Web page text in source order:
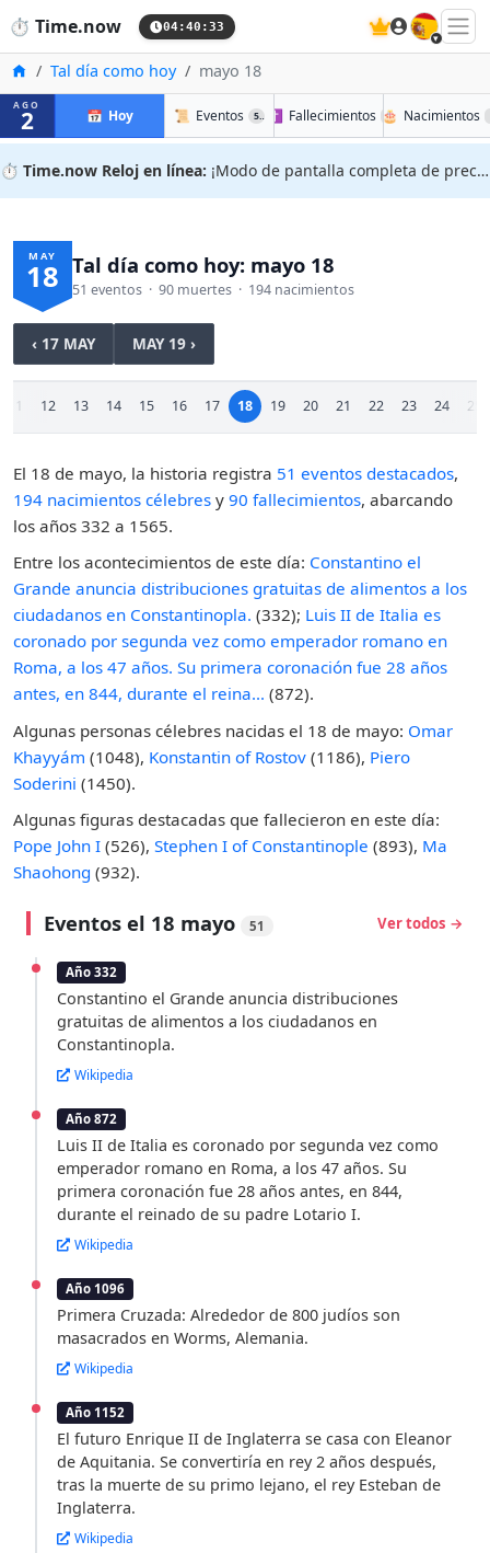
⏱️ Time.now 04:40:33 🇪🇸
InicioTal día como hoy mayo 18
AGO
2 📅 Hoy 📜 Eventos 51 ✝️ Fallecimientos 90
🎂 Nacimientos
⏱️ Time.now Reloj en línea: ¡Modo de pantalla completa de precisión!
MAY
18 Tal día como hoy: mayo 18
51 eventos · 90 muertes · 194 nacimientos
‹ 17 MAY MAY 19 ›
11 12 13 14 15 16 17 18 19 20 21 22 23 24 25
El 18 de mayo, la historia registra 51 eventos destacados,
194 nacimientos célebres y 90 fallecimientos, abarcando
los años 332 a 1565.
Entre los acontecimientos de este día: Constantino el
Grande anuncia distribuciones gratuitas de alimentos a los
ciudadanos en Constantinopla. (332); Luis II de Italia es
coronado por segunda vez como emperador romano en
Roma, a los 47 años. Su primera coronación fue 28 años
antes, en 844, durante el reina... (872).
Algunas personas célebres nacidas el 18 de mayo: Omar
Khayyám (1048), Konstantin of Rostov (1186), Piero
Soderini (1450).
Algunas figuras destacadas que fallecieron en este día:
Pope John I (526), Stephen I of Constantinople (893), Ma
Shaohong (932).
Eventos el 18 mayo 51 Ver todos →
Año 332
Constantino el Grande anuncia distribuciones
gratuitas de alimentos a los ciudadanos en
Constantinopla.
Wikipedia
Año 872
Luis II de Italia es coronado por segunda vez como
emperador romano en Roma, a los 47 años. Su
primera coronación fue 28 años antes, en 844,
durante el reinado de su padre Lotario I.
Wikipedia
Año 1096
Primera Cruzada: Alrededor de 800 judíos son
masacrados en Worms, Alemania.
Wikipedia
Año 1152
El futuro Enrique II de Inglaterra se casa con Eleanor
de Aquitania. Se convertiría en rey 2 años después,
tras la muerte de su primo lejano, el rey Esteban de
Inglaterra.
Wikipedia